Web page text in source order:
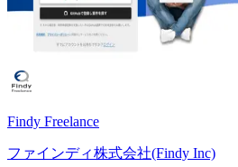
Findy Freelance
ファインディ株式会社(Findy Inc)